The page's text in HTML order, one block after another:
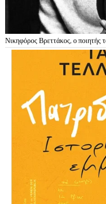
Νικηφόρος Βρεττάκος, ο ποιητής